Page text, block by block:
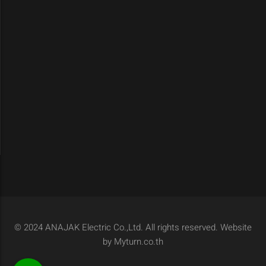
© 2024 ANAJAK Electric Co.,Ltd. All rights reserved. Website
by Myturn.co.th